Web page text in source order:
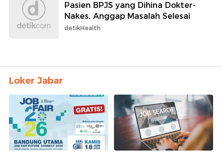
Pasien BPJS yang Dihina Dokter-
Nakes, Anggap Masalah Selesai
detikHealth
Loker Jabar